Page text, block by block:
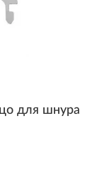
для шнура